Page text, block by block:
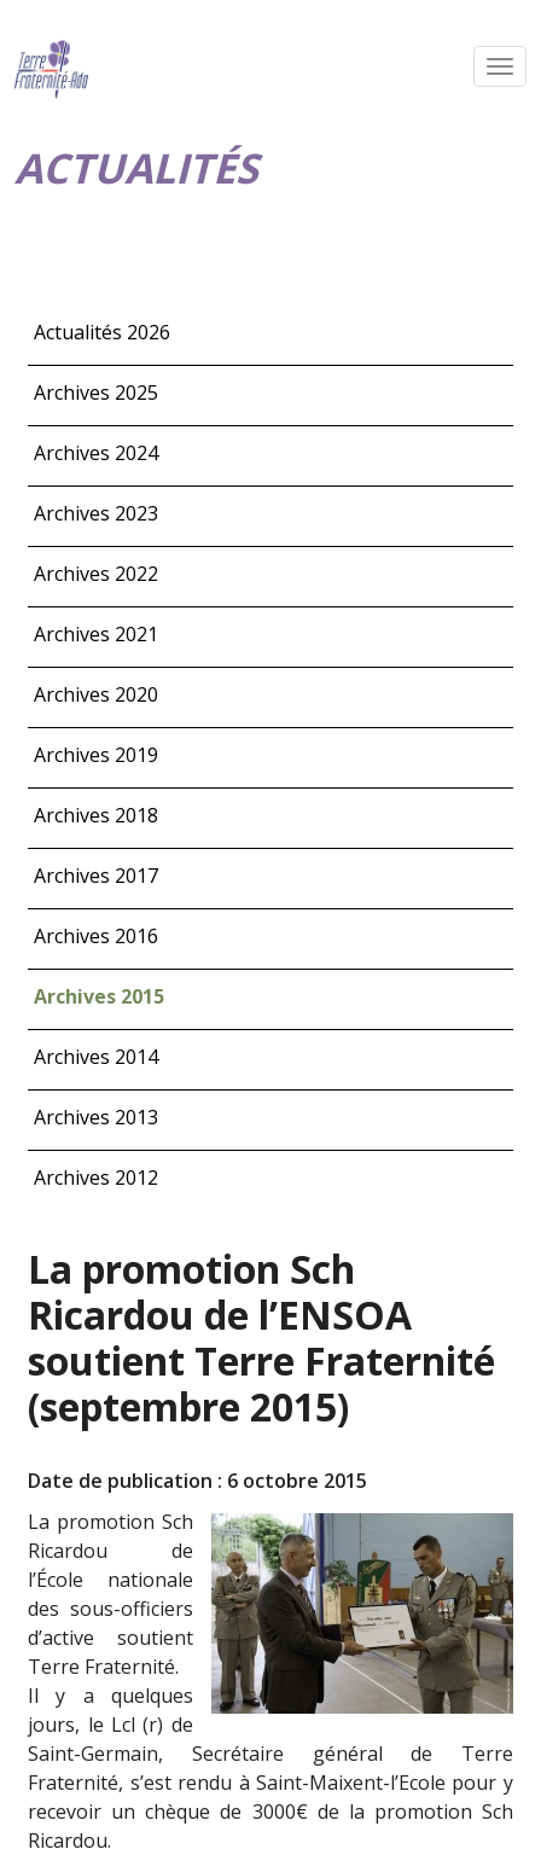
ACTUALITÉS
Actualités 2026
Archives 2025
Archives 2024
Archives 2023
Archives 2022
Archives 2021
Archives 2020
Archives 2019
Archives 2018
Archives 2017
Archives 2016
Archives 2015
Archives 2014
Archives 2013
Archives 2012
La promotion Sch
Ricardou de l’ENSOA
soutient Terre Fraternité
(septembre 2015)
Date de publication : 6 octobre 2015
La promotion Sch
Ricardou de
l’École nationale
des sous-officiers
d’active soutient
Terre Fraternité.
Il y a quelques
jours, le Lcl (r) de
Saint-Germain, Secrétaire général de Terre
Fraternité, s’est rendu à Saint-Maixent-l’Ecole pour y
recevoir un chèque de 3000€ de la promotion Sch
Ricardou.